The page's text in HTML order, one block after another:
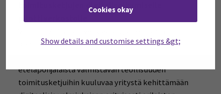
Cookies okay
Show details and customise settings &gt;
toimitusketjujen digitalisoitumiselle
pilottiverkostolle
kehittämissuunnitelma toimitusketjujen
eteläpohjalaista valmistavan teollisuuden
toimitusketjuihin kuuluvaa yritystä kehittämään